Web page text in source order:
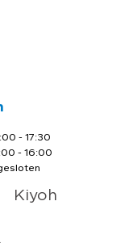
- 17:30
- 16:00